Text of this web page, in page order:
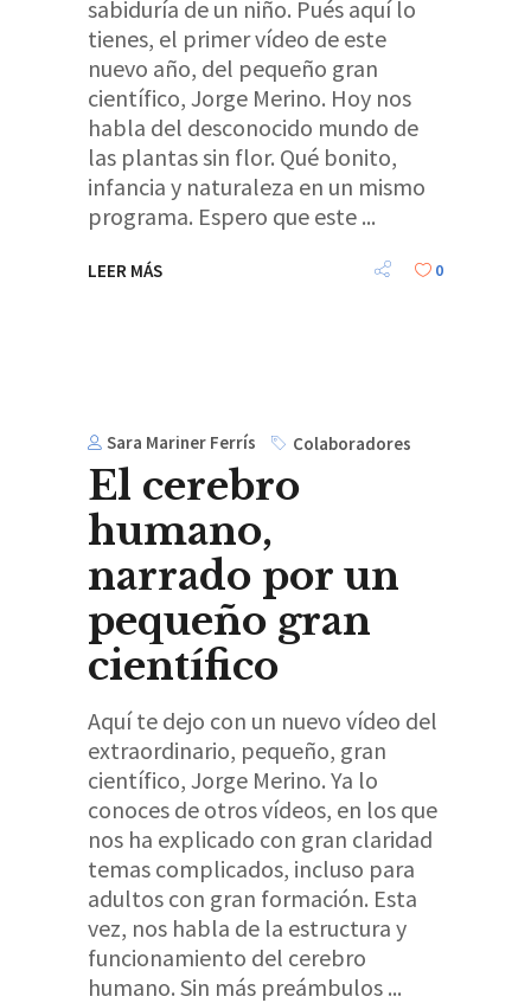
sabiduría de un niño. Pués aquí lo
tienes, el primer vídeo de este
nuevo año, del pequeño gran
científico, Jorge Merino. Hoy nos
habla del desconocido mundo de
las plantas sin flor. Qué bonito,
infancia y naturaleza en un mismo
programa. Espero que este
LEER MÁS 0
Sara Mariner Ferrís Colaboradores
El cerebro
humano,
narrado por un
pequeño gran
científico
Aquí te dejo con un nuevo vídeo del
extraordinario, pequeño, gran
científico, Jorge Merino. Ya lo
conoces de otros vídeos, en los que
nos ha explicado con gran claridad
temas complicados, incluso para
adultos con gran formación. Esta
vez, nos habla de la estructura y
funcionamiento del cerebro
humano. Sin más preámbulos